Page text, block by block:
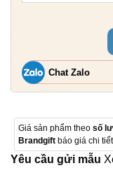
Chat Zalo
Giá sản phẩm theo số
Brandgift báo giá chi
Yêu cầu gửi mẫu